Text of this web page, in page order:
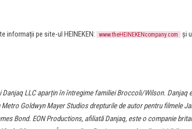
informații pe site-ul HEINEKEN: www.theHEINEKENcompany.com
și
Danjaq LLC aparțin în întregime familiei Broccoli/Wilson. Danjaq
Goldwyn Mayer Studios drepturile de autor pentru filmele
Bond. EON Productions, afiliată Danjaq, este o companie